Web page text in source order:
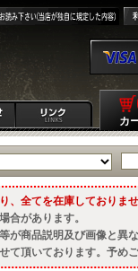
カ
、全てを在庫しておりませ
合があります。
が商品説明及び画像と異
て頂いております。予めご